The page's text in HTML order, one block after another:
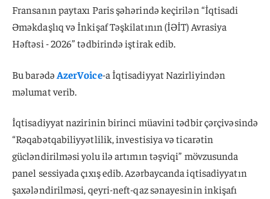
Fransanın paytaxı Paris şəhərində keçirilən “İqtisadi
Əməkdaşlıq və İnkişaf Təşkilatının (İƏİT) Avrasiya
Həftəsi - 2026” tədbirində iştirak edib.
Bu barədəAzerVoice-a İqtisadiyyat Nazirliyindən
məlumat verib.
İqtisadiyyat nazirinin birinci müavini tədbir çərçivəsində
“Rəqabətqabiliyyətlilik, investisiya və ticarətin
gücləndirilməsi yolu ilə artımın təşviqi” mövzusunda
panel sessiyada çıxış edib. Azərbaycanda iqtisadiyyatın
şaxələndirilməsi, qeyri-neft-qaz sənayesinin inkişafı